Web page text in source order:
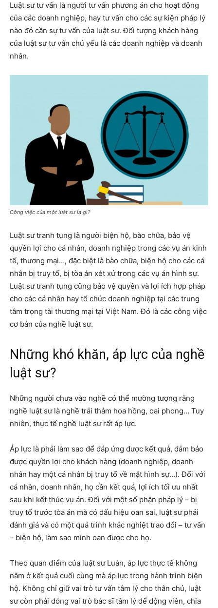
Luật sư tư vấn là người tư vấn phương án cho hoạt động
của các doanh nghiệp, hay tư vấn cho các sự kiện pháp lý
nào đó cần sự tư vấn của luật sư. Đối tượng khách hàng
của luật sư tư vấn chủ yếu là các doanh nghiệp và doanh
nhân.
Công việc của một luật sư là gì?
Luật sư tranh tụng là người biện hộ, bào chữa, bảo vệ
quyền lợi cho cá nhân, doanh nghiệp trong các vụ án kinh
tế, thương mại…, đặc biệt là bào chữa, biện hộ cho các cá
nhân bị truy tố, bị tòa án xét xử trong các vụ án hình sự.
Luật sư tranh tụng cũng bảo vệ quyền và lợi ích hợp pháp
cho các cá nhân hay tổ chức doanh nghiệp tại các trung
tâm trọng tài thương mại tại Việt Nam. Đó là các công việc
cơ bản của nghề luật sư.
Những khó khăn, áp lực của nghề
luật sư?
Những người chưa vào nghề có thể mường tượng rằng
nghề luật sư là nghề trải thảm hoa hồng, oai phong… Tuy
nhiên, thực tế nghề luật sư rất áp lực.
Áp lực là phải làm sao để đáp ứng được kết quả, đảm bảo
được quyền lợi cho khách hàng (doanh nghiệp, doanh
nhân hay một cá nhân bị truy tố về mặt hình sự…). Đối với
cá nhân, doanh nhân, họ cần kết quả, lợi ích tối ưu nhất
sau khi kết thúc vụ án. Đối với một số phận pháp lý – bị
truy tố trước tòa án mà có dấu hiệu oan sai, luật sư phải
đánh giá và có một quá trình khắc nghiệt trao đổi – tư vấn
– biện hộ, làm sao minh oan được cho họ.
Theo quan điểm của luật sư Luân, áp lực thực tế không
nằm ở kết quả cuối cùng mà áp lực trong hành trình biện
hộ. Không chỉ giữ vai trò tư vấn tâm lý cho thân chủ, luật
sư còn phải đóng vai trò bác sĩ tâm lý để động viên, chia